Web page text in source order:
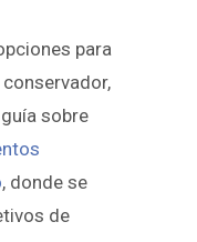
para
sobre
, donde se
de